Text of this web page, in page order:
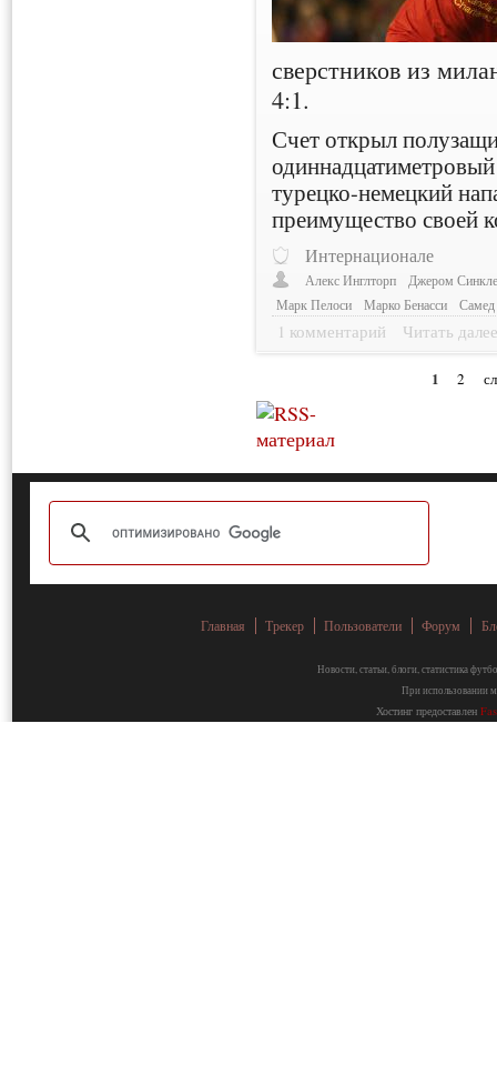
сверстников из
4:1.
Счет открыл
турецко-немецкий
преимущество своей
Интернационале
Алекс Инглторп
Джером
Марк Пелоси
Марко Бенасси
1 комментарий Читать
1 2
Главная Трекер Пользователи Форум
Новости, статьи, блоги, статистика
При использовании
Хостинг предоставлен